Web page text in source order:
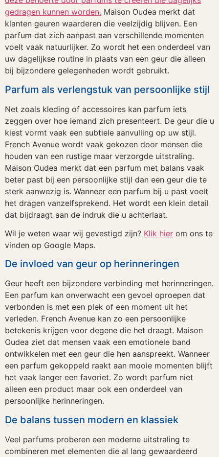
gedragen kunnen worden. Maison Oudea merkt dat
klanten geuren waarderen die veelzijdig blijven. Een
parfum dat zich aanpast aan verschillende momenten
voelt vaak natuurlijker. Zo wordt het een onderdeel van
uw dagelijkse routine in plaats van een geur die alleen
bij bijzondere gelegenheden wordt gebruikt.
Parfum als verlengstuk van persoonlijke stijl
Net zoals kleding of accessoires kan parfum iets
zeggen over hoe iemand zich presenteert. De geur die u
kiest vormt vaak een subtiele aanvulling op uw stijl.
French Avenue wordt vaak gekozen door mensen die
houden van een rustige maar verzorgde uitstraling.
Maison Oudea merkt dat een parfum met balans vaak
beter past bij een persoonlijke stijl dan een geur die te
sterk aanwezig is. Wanneer een parfum bij u past voelt
het dragen vanzelfsprekend. Het wordt een klein detail
dat bijdraagt aan de indruk die u achterlaat.
Wil je weten waar wij gevestigd zijn? Klik hier om ons te
vinden op Google Maps.
De invloed van geur op herinneringen
Geur heeft een bijzondere verbinding met herinneringen.
Een parfum kan onverwacht een gevoel oproepen dat
verbonden is met een plek of een moment uit het
verleden. French Avenue kan zo een persoonlijke
betekenis krijgen voor degene die het draagt. Maison
Oudea ziet dat mensen vaak een emotionele band
ontwikkelen met een geur die hen aanspreekt. Wanneer
een parfum gekoppeld raakt aan mooie momenten blijft
het vaak langer een favoriet. Zo wordt parfum niet
alleen een product maar ook een onderdeel van
persoonlijke herinneringen.
De balans tussen modern en klassiek
Veel parfums proberen een moderne uitstraling te
combineren met elementen die al lang gewaardeerd